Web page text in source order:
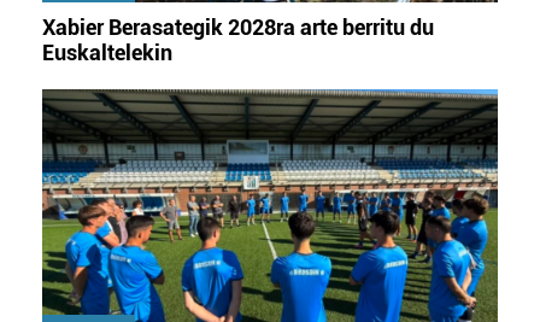
Xabier Berasategik 2028ra arte berritu du
Euskaltelekin